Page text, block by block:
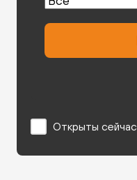
Открыты сейчас